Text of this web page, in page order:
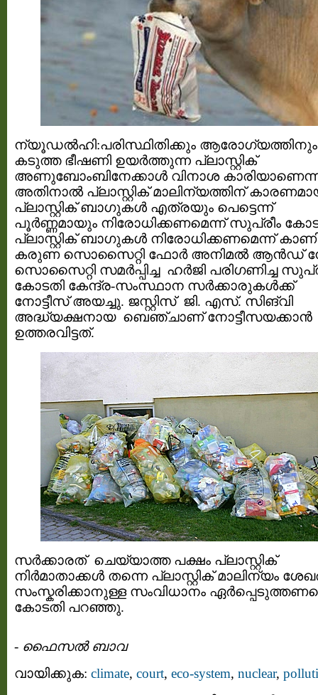
ന്യൂഡല്‍ഹി:പരിസ്ഥിതിക്കും ആരോഗ്യത്തിനും
കടുത്ത ഭീഷണി ഉയര്‍ത്തുന്ന പ്ലാസ്റ്റിക്‌
അണുബോംബിനേക്കാള്‍ വിനാശ
അതിനാല്‍ പ്ലാസ്റ്റിക് മാലിന്യത്തിന്
പ്ലാസ്റ്റിക് ബാഗുകള്‍ എത്രയും പെട്ടെന്ന്
പൂര്‍ണ്ണമായും നിരോധിക്കണമെന്ന് സുപ്രീം
പ്ലാസ്റ്റിക്‌ ബാഗുകള്‍ നിരോധിക്കണമെന്ന്
കരുണ സൊസൈറ്റി ഫോര്‍ അനിമല്‍ ആന്‍ഡ്
സൊസൈറ്റി സമര്‍പ്പിച്ച ഹര്‍ജി പരിഗണിച്ച
കോടതി കേന്ദ്ര-സംസ്ഥാന സര്‍ക്കാരുകള്‍ക്ക്
നോട്ടീസ് അയച്ചു. ജസ്റ്റിസ് ജി. എസ്. സിങ്‌വി
അദ്ധ്യക്ഷനായ ബെഞ്ചാണ് നോട്ടീസയക്കാന്‍
ഉത്തരവിട്ടത്.
സര്‍ക്കാരത് ചെയ്യാത്ത പക്ഷം പ്ലാസ്റ്റിക്‌
നിര്‍മാതാക്കള്‍ തന്നെ പ്ലാസ്റ്റിക്‌ മാലിന്യം
സംസ്കരിക്കാനുള്ള സംവിധാനം
കോടതി പറഞ്ഞു.
ബോംബിനെക്കാള്‍
കാരിയായ
- ഫൈസല്‍ ബാവ
വായിക്കുക: climate, court, eco-system, nuclear,